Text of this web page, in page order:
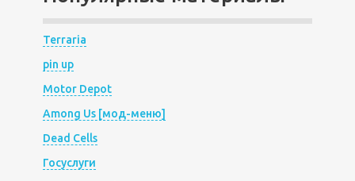
Terraria
pin up
Motor Depot
Among Us [мод-меню]
Dead Cells
Госуслуги